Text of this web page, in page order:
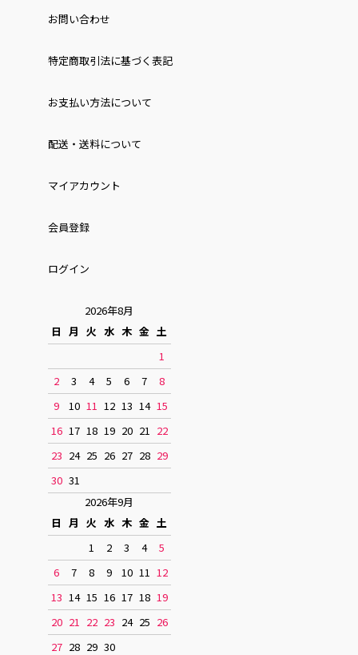
お問い合わせ
特定商取引法に基づく表記
お⽀払い⽅法について
配送・送料について
マイアカウント
会員登録
ログイン
2026年8月
日 月 火 水 木 金 土
1
2
3 4 5 6 7
8
9
10 11 12 13 14 15
16 17 18 19 20 21 22
23 24 25 26 27 28 29
30 31
2026年9月
日 月 火 水 木 金 土
1
2 3 4
5
6
7 8 9 10 11 12
13 14 15 16 17 18 19
20 21 22 23 24 25 26
27 28 29 30